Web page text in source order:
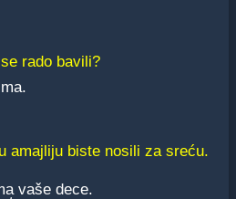
rado bavili?
amajliju biste nosili za sreću.
vaše dece.